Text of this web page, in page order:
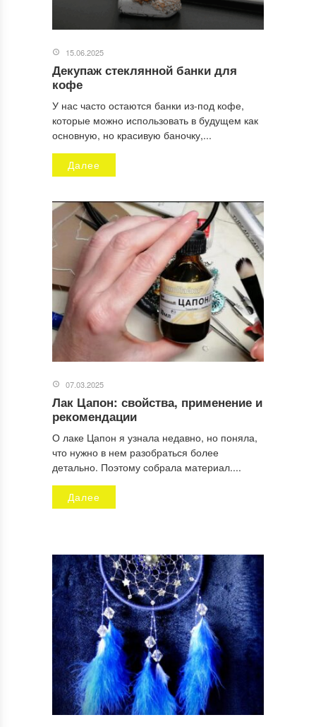
люверсами Какие шторы выбрать на […]
ткани нужно
07.05.2022 в 22:31
[…] шторы на люверсах достаточно разнообразны. И
всегда можно сделать […]
ОСТАВИТЬ КОММЕНТАРИЙ
Ваш адрес email не будет опубликован. Обязательные поля
помечены*
Комментарий*
Отправляя заявку, Вы разрешаете сбор и обработку
15.06.2025
Декупаж стеклянной банки для
кофе
У нас часто остаются банки из-под кофе,
которые можно использовать в будущем как
основную, но красивую баночку,...
Далее
07.03.2025
Лак Цапон: свойства, применение и
рекомендации
О лаке Цапон я узнала недавно, но поняла,
что нужно в нем разобраться более
детально. Поэтому собрала материал....
Далее